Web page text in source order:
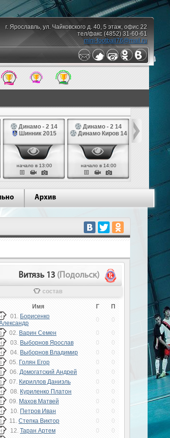
г. Ярославль, ул. Чайковского д. 40, 5 этаж, офис 22
тел/факс (4852) 31-60-61
mini-football76@mail.ru
Динамо - 2 14
Шинник 2015
начало в 13:00
Динамо - 2 14
Динамо Киров 14
начало в 14:00
СШ № 1
Архив
Витязь 13 (Подольск)
состав
Имя Г П
Н 01. Борисенко
0 0
02. Варин Семен 0 0
Н 03. Выборнов Ярослав 0 0
Н 04. Выборнов Владимир 0 0
05. Голян Егор 0 0
В 06. Домогатский Андрей 0 0
07. Кириллов Даниэль 0 0
Н 08. Куриленко Платон 0 0
09. Махов Матвей 0 0
Н 10. Петров Иван 0 0
11. Степка Виктор 0 0
Н 12. Таран Артем 0
0